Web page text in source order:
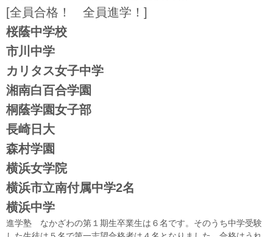
[全員合格！ 全員進学！]
桜蔭中学校
市川中学
カリタス女子中学
湘南白百合学園
桐蔭学園女子部
長崎日大
森村学園
横浜女学院
横浜市立南付属中学2名
横浜中学
進学塾 なかざわの第１期生卒業生は６名です。そのうち中学受験